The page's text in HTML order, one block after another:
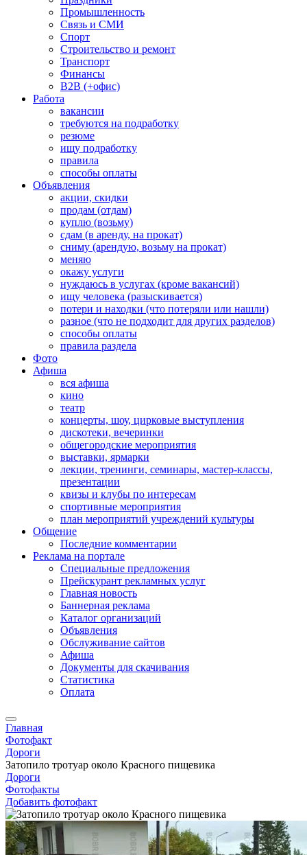
Промышленность
Связь и СМИ
Спорт
Строительство и ремонт
Транспорт
Финансы
B2B (+офис)
Работа
вакансии
требуются на подработку
резюме
ищу подработку
правила
способы оплаты
Объявления
акции, скидки
продам (отдам)
куплю (возьму)
сдам (в аренду, на прокат)
сниму (арендую, возьму на прокат)
меняю
окажу услуги
нуждаюсь в услугах (кроме вакансий)
ищу человека (разыскивается)
потери и находки (что потеряли или нашли)
разное (что не подходит для других разделов)
способы оплаты
правила раздела
Фото
Афиша
вся афиша
кино
театр
концерты, шоу, цирковые выступления
дискотеки, вечеринки
общегородские мероприятия
выставки, ярмарки
лекции, тренинги, семинары, мастер-классы,
презентации
квизы и клубы по интересам
спортивные мероприятия
план мероприятий учреждений культуры
Общение
Последние комментарии
Реклама на портале
Специальные предложения
Прейскурант рекламных услуг
Главная новость
Баннерная реклама
Каталог организаций
Объявления
Обслуживание сайтов
Афиша
Документы для скачивания
Статистика
Оплата
Главная
Фотофакт
Дороги
Затопило тротуар около Красного пищевика
Дороги
Фотофакты
Добавить фотофакт